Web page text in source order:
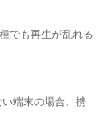
でも再生が乱れる
端末の場合、携